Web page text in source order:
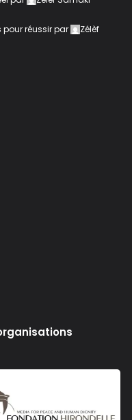
pour réussirpar
Zélèf